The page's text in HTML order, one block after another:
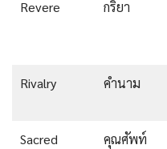
Revere กริยา
Rivalry คำนาม
Sacred คุณศัพท์